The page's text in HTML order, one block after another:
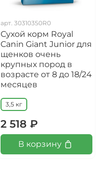
арт. 30310350R0
Сухой корм Royal
Canin Giant Junior для
щенков очень
крупных пород в
возрасте от 8 до 18/24
месяцев
3,5 кг
2 518 ₽
В корзину